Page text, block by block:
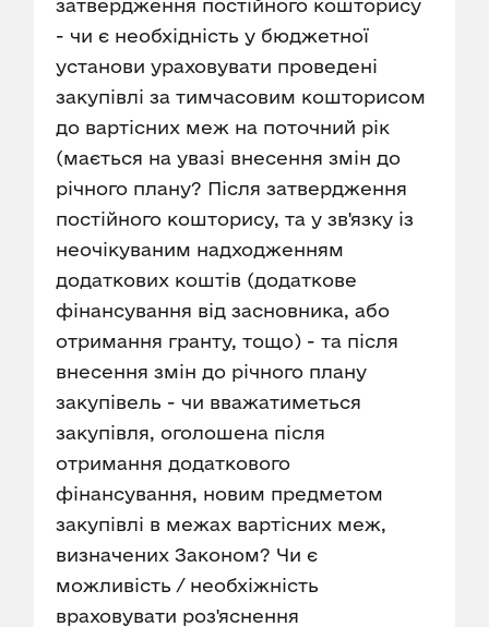
затвердження постійного кошторису
- чи є необхідність у бюджетної
установи ураховувати проведені
закупівлі за тимчасовим кошторисом
до вартісних меж на поточний рік
(мається на увазі внесення змін до
річного плану? Після затвердження
постійного кошторису, та у зв'язку із
неочікуваним надходженням
додаткових коштів (додаткове
фінансування від засновника, або
отримання гранту, тощо) - та після
внесення змін до річного плану
закупівель - чи вважатиметься
закупівля, оголошена після
отримання додаткового
фінансування, новим предметом
закупівлі в межах вартісних меж,
визначених Законом? Чи є
можливість / необхіжність
враховувати роз'яснення